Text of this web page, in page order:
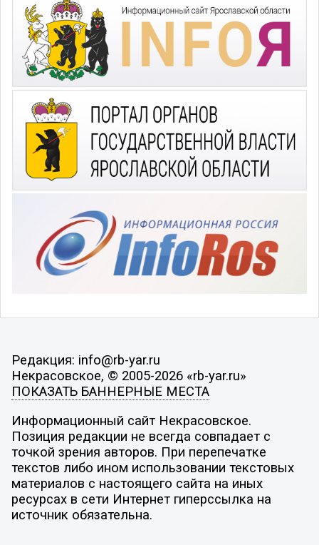
Редакция: info@rb-yar.ru
Некрасовское, © 2005-2026 «rb-yar.ru»
ПОКАЗАТЬ БАННЕРНЫЕ МЕСТА
Информационный сайт Некрасовское.
Позиция редакции не всегда совпадает с
точкой зрения авторов. При перепечатке
текстов либо ином использовании текстовых
материалов с настоящего сайта на иных
ресурсах в сети Интернет гиперссылка на
источник обязательна.